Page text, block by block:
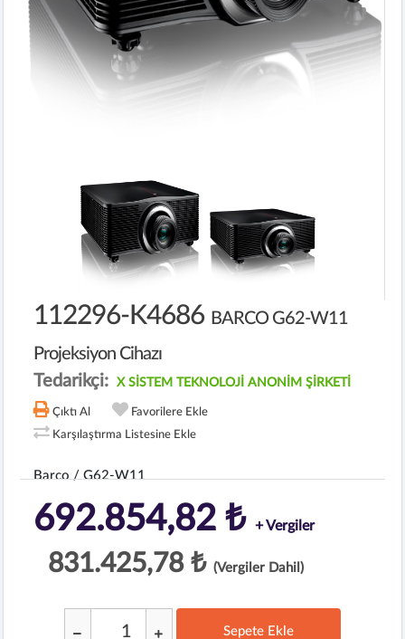
112296-K4686 BARCO G62-W11
Projeksiyon Cihazı
Tedarikçi:
X SİSTEM TEKNOLOJİ ANONİM ŞİRKETİ
Çıktı Al
Favorilere Ekle
Karşılaştırma Listesine Ekle
Barco / G62-W11
692.854,82 ₺ + Vergiler
831.425,78 ₺ (Vergiler Dahil)
Sepete Ekle